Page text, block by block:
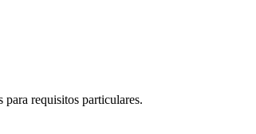
para requisitos particulares.